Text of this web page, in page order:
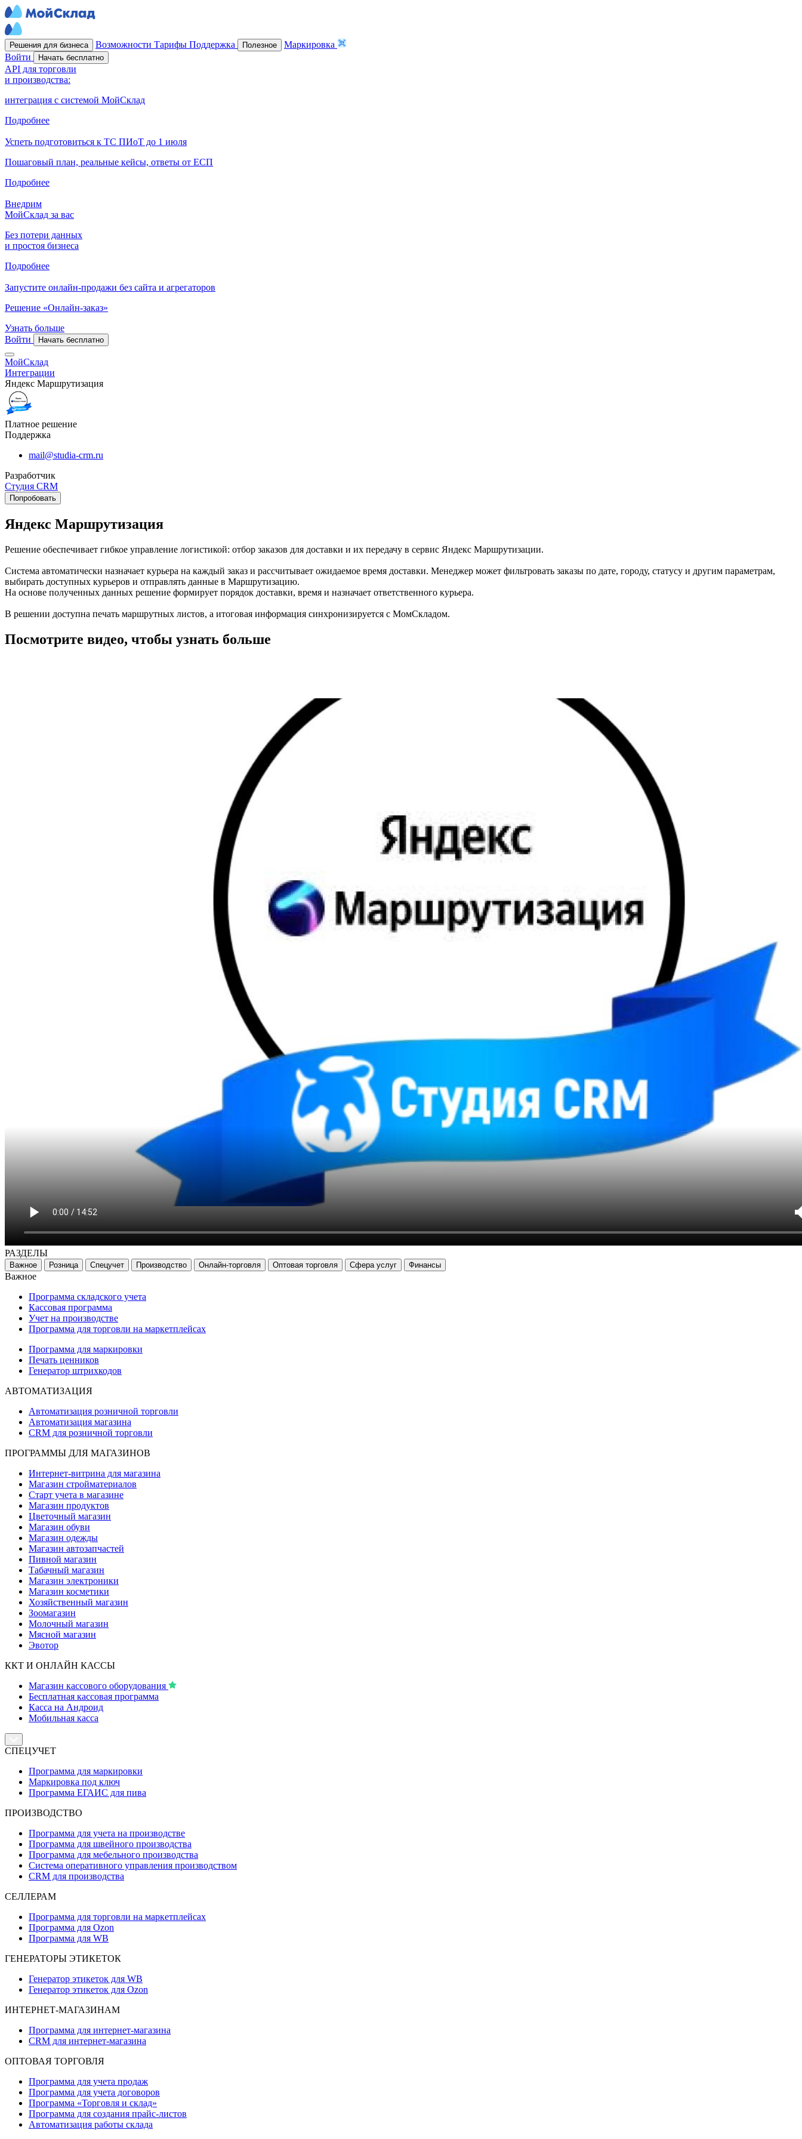
Решения для бизнеса Возможности Тарифы Поддержка Полезное
Маркировка
Войти
Начать бесплатно
API для торговли
и производства:
интеграция с системой МойСклад
Подробнее
Успеть подготовиться к ТС ПИоТ до 1 июля
Пошаговый план, реальные кейсы, ответы от ЕСП
Подробнее
Внедрим
МойСклад за вас
Без потери данных
и простоя бизнеса
Подробнее
Запустите онлайн-продажи без сайта и агрегаторов
Решение «Онлайн-заказ»
Узнать больше
Войти
Начать бесплатно
МойСклад
Интеграции
Яндекс Маршрутизация
Платное решение
Поддержка
mail@studia-crm.ru
Разработчик
Студия CRM
Попробовать
Яндекс Маршрутизация
Решение обеспечивает гибкое управление логистикой: отбор заказов для доставки и их передачу в сервис Яндекс Маршрутизации.
Система автоматически назначает курьера на каждый заказ и рассчитывает ожидаемое время доставки. Менеджер может фильтровать заказы по дате, городу, статусу и другим параметрам,
выбирать доступных курьеров и отправлять данные в Маршрутизацию.
На основе полученных данных решение формирует порядок доставки, время и назначает ответственного курьера.
В решении доступна печать маршрутных листов, а итоговая информация синхронизируется с МомСкладом.
Посмотрите видео, чтобы узнать больше
РАЗДЕЛЫ
Важное Розница Спецучет Производство Онлайн-торговля Оптовая торговля Сфера услуг Финансы
Важное
Программа складского учета
Кассовая программа
Учет на производстве
Программа для торговли на маркетплейсах
Программа для маркировки
Печать ценников
Генератор штрихкодов
АВТОМАТИЗАЦИЯ
Автоматизация розничной торговли
Автоматизация магазина
CRM для розничной торговли
ПРОГРАММЫ ДЛЯ МАГАЗИНОВ
Интернет-витрина для магазина
Магазин стройматериалов
Старт учета в магазине
Магазин продуктов
Цветочный магазин
Магазин обуви
Магазин одежды
Магазин автозапчастей
Пивной магазин
Табачный магазин
Магазин электроники
Магазин косметики
Хозяйственный магазин
Зоомагазин
Молочный магазин
Мясной магазин
Эвотор
ККТ И ОНЛАЙН КАССЫ
Магазин кассового оборудования
Бесплатная кассовая программа
Касса на Андроид
Мобильная касса
СПЕЦУЧЕТ
Программа для маркировки
Маркировка под ключ
Программа ЕГАИС для пива
ПРОИЗВОДСТВО
Программа для учета на производстве
Программа для швейного производства
Программа для мебельного производства
Система оперативного управления производством
CRM для производства
СЕЛЛЕРАМ
Программа для торговли на маркетплейсах
Программа для Ozon
Программа для WB
ГЕНЕРАТОРЫ ЭТИКЕТОК
Генератор этикеток для WB
Генератор этикеток для Ozon
ИНТЕРНЕТ-МАГАЗИНАМ
Программа для интернет-магазина
CRM для интернет-магазина
ОПТОВАЯ ТОРГОВЛЯ
Программа для учета продаж
Программа для учета договоров
Программа «Торговля и склад»
Программа для создания прайс‑листов
Автоматизация работы склада